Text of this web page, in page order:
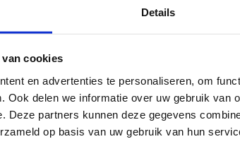
Details
cookies
en advertenties te personaliseren, om
Ook delen we informatie over uw gebruik van
Deze partners kunnen deze gegevens
op basis van uw gebruik van hun
creators are working with
instead of exhausting the earth. This
this methodology and attitude. A
in close cooperation with students.